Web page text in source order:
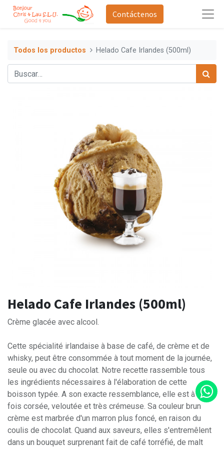
Contáctenos
Todos los productos Helado Cafe Irlandes (500ml)
Helado Cafe Irlandes (500ml)
Crème glacée avec alcool.
Cette spécialité irlandaise à base de café, de crème et de
whisky, peut être consommée à tout moment de la journée,
seule ou avec du chocolat. Notre recette rassemble tous
les ingrédients nécessaires à l'élaboration de cette
boisson typée. A son exacte ressemblance, elle est à la
fois corsée, veloutée et très crémeuse. Sa couleur brun
crème est marbrée d'un marron plus foncé, en raison du
coulis de chocolat. Quand aux saveurs, elles s'entremêlent
dans un bouquet surprenant fait de café torréfié, de malt